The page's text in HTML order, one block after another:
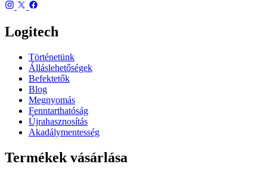
Logitech
Történetünk
Álláslehetőségek
Befektetők
Blog
Megnyomás
Fenntarthatóság
Újrahasznosítás
Akadálymentesség
Termékek vásárlása